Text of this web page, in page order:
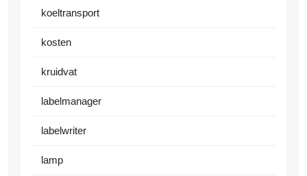
koeltransport
kosten
kruidvat
labelmanager
labelwriter
lamp